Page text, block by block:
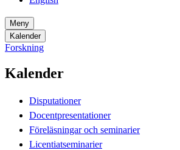
Meny
Kalender
Forskning
Kalender
Disputationer
Docentpresentationer
Föreläsningar och seminarier
Licentiatseminarier